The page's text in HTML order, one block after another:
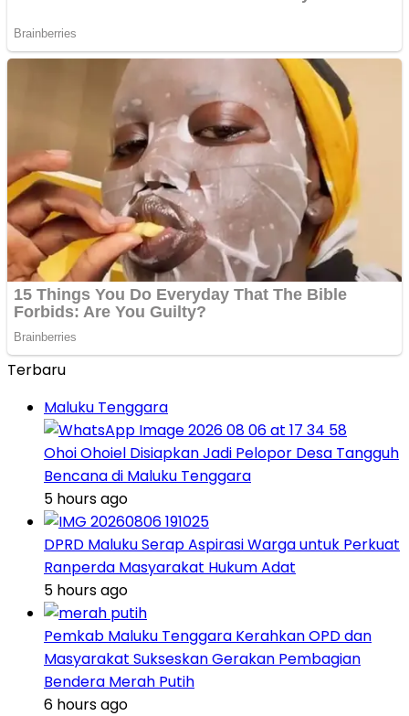
Terbaru
Maluku Tenggara
Ohoi Ohoiel Disiapkan Jadi Pelopor Desa Tangguh
Bencana di Maluku Tenggara
5 hours ago
DPRD Maluku Serap Aspirasi Warga untuk Perkuat
Ranperda Masyarakat Hukum Adat
5 hours ago
Pemkab Maluku Tenggara Kerahkan OPD dan
Masyarakat Sukseskan Gerakan Pembagian
Bendera Merah Putih
6 hours ago